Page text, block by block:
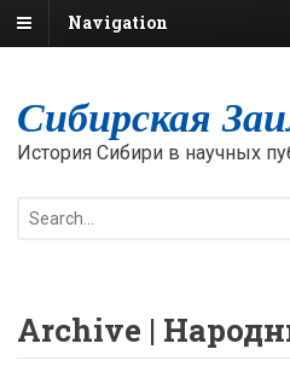
Navigation
Сибирская
История Сибири в научных
Archive |